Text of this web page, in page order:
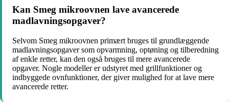
Kan Smeg mikroovnen lave avancerede
madlavningsopgaver?
Selvom Smeg mikroovnen primært bruges til grundlæggende
madlavningsopgaver som opvarmning, optøning og tilberedning
af enkle retter, kan den også bruges til mere avancerede
opgaver. Nogle modeller er udstyret med grillfunktioner og
indbyggede ovnfunktioner, der giver mulighed for at lave mere
avancerede retter.